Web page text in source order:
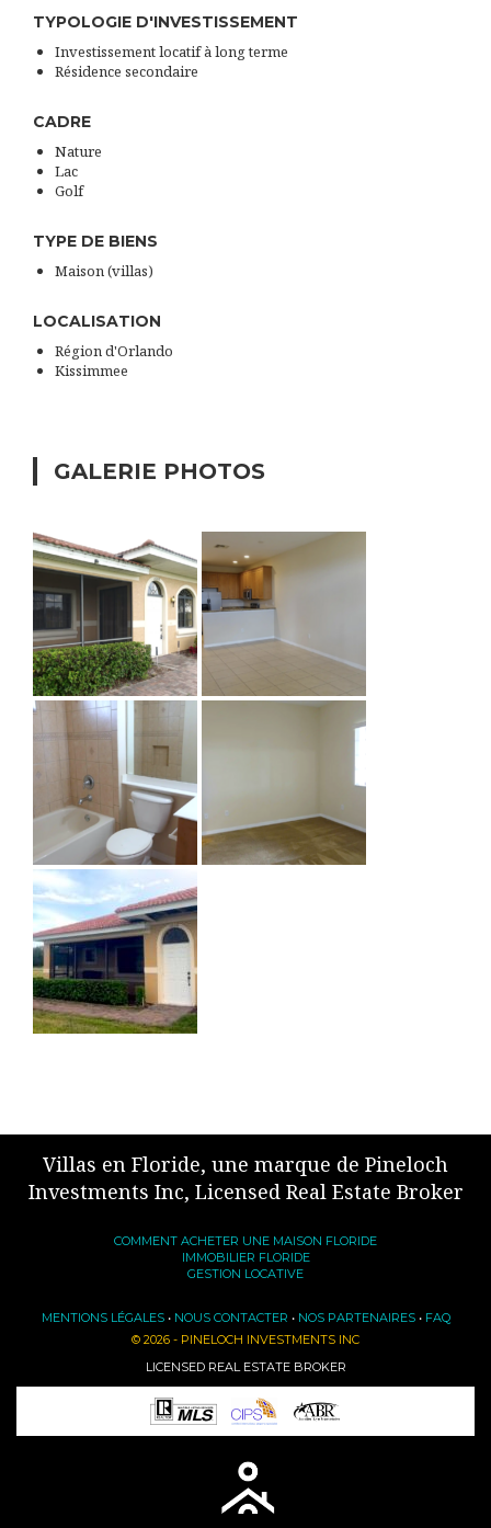
TYPOLOGIE D'INVESTISSEMENT
Investissement locatif à long terme
Résidence secondaire
CADRE
Nature
Lac
Golf
TYPE DE BIENS
Maison (villas)
LOCALISATION
Région d'Orlando
Kissimmee
GALERIE PHOTOS
Villas en Floride, une marque de Pineloch
Investments Inc, Licensed Real Estate Broker
COMMENT ACHETER UNE MAISON FLORIDE
IMMOBILIER FLORIDE
GESTION LOCATIVE
MENTIONS LÉGALES• NOUS CONTACTER • NOS PARTENAIRES• FAQ
© 2026 - PINELOCH INVESTMENTS INC
LICENSED REAL ESTATE BROKER